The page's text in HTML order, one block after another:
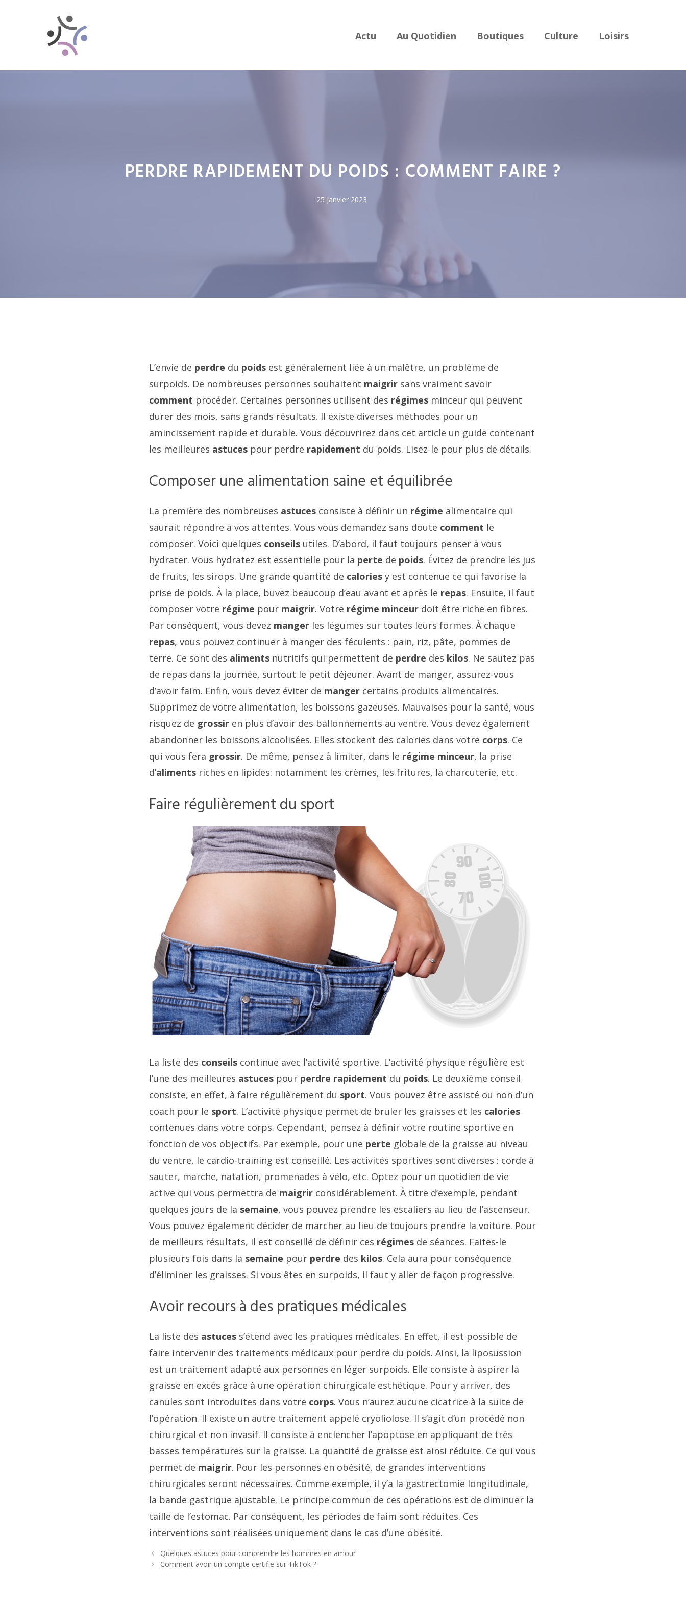
Actu Au Quotidien Boutiques Culture Loisirs
PERDRE RAPIDEMENT DU POIDS : COMMENT FAIRE ?
25 janvier 2023
L’envie de perdre du poids est généralement liée à un malêtre, un problème de
surpoids. De nombreuses personnes souhaitent maigrir sans vraiment savoir
comment procéder. Certaines personnes utilisent des régimes minceur qui peuvent
durer des mois, sans grands résultats. Il existe diverses méthodes pour un
amincissement rapide et durable. Vous découvrirez dans cet article un guide contenant
les meilleures astuces pour perdre rapidement du poids. Lisez-le pour plus de détails.
Composer une alimentation saine et équilibrée
La première des nombreuses astuces consiste à définir un régime alimentaire qui
saurait répondre à vos attentes. Vous vous demandez sans doute comment le
composer. Voici quelques conseils utiles. D’abord, il faut toujours penser à vous
hydrater. Vous hydratez est essentielle pour la perte de poids. Évitez de prendre les jus
de fruits, les sirops. Une grande quantité de calories y est contenue ce qui favorise la
prise de poids. À la place, buvez beaucoup d’eau avant et après le repas. Ensuite, il faut
composer votre régime pour maigrir. Votre régime minceur doit être riche en fibres.
Par conséquent, vous devez manger les légumes sur toutes leurs formes. À chaque
repas, vous pouvez continuer à manger des féculents : pain, riz, pâte, pommes de
terre. Ce sont des aliments nutritifs qui permettent de perdre des kilos. Ne sautez pas
de repas dans la journée, surtout le petit déjeuner. Avant de manger, assurez-vous
d’avoir faim. Enfin, vous devez éviter de manger certains produits alimentaires.
Supprimez de votre alimentation, les boissons gazeuses. Mauvaises pour la santé, vous
risquez de grossir en plus d’avoir des ballonnements au ventre. Vous devez également
abandonner les boissons alcoolisées. Elles stockent des calories dans votre corps. Ce
qui vous fera grossir. De même, pensez à limiter, dans le régime minceur, la prise
d’aliments riches en lipides: notamment les crèmes, les fritures, la charcuterie, etc.
Faire régulièrement du sport
La liste des conseils continue avec l’activité sportive. L’activité physique régulière est
l’une des meilleures astuces pour perdre rapidement du poids. Le deuxième conseil
consiste, en effet, à faire régulièrement du sport. Vous pouvez être assisté ou non d’un
coach pour le sport. L’activité physique permet de bruler les graisses et les calories
contenues dans votre corps. Cependant, pensez à définir votre routine sportive en
fonction de vos objectifs. Par exemple, pour une perte globale de la graisse au niveau
du ventre, le cardio-training est conseillé. Les activités sportives sont diverses : corde à
sauter, marche, natation, promenades à vélo, etc. Optez pour un quotidien de vie
active qui vous permettra de maigrir considérablement. À titre d’exemple, pendant
quelques jours de la semaine, vous pouvez prendre les escaliers au lieu de l’ascenseur.
Vous pouvez également décider de marcher au lieu de toujours prendre la voiture. Pour
de meilleurs résultats, il est conseillé de définir ces régimes de séances. Faites-le
plusieurs fois dans la semaine pour perdre des kilos. Cela aura pour conséquence
d’éliminer les graisses. Si vous êtes en surpoids, il faut y aller de façon progressive.
Avoir recours à des pratiques médicales
La liste des astuces s’étend avec les pratiques médicales. En effet, il est possible de
faire intervenir des traitements médicaux pour perdre du poids. Ainsi, la liposussion
est un traitement adapté aux personnes en léger surpoids. Elle consiste à aspirer la
graisse en excès grâce à une opération chirurgicale esthétique. Pour y arriver, des
canules sont introduites dans votre corps. Vous n’aurez aucune cicatrice à la suite de
l’opération. Il existe un autre traitement appelé cryoliolose. Il s’agit d’un procédé non
chirurgical et non invasif. Il consiste à enclencher l’apoptose en appliquant de très
basses températures sur la graisse. La quantité de graisse est ainsi réduite. Ce qui vous
permet de maigrir. Pour les personnes en obésité, de grandes interventions
chirurgicales seront nécessaires. Comme exemple, il y’a la gastrectomie longitudinale,
la bande gastrique ajustable. Le principe commun de ces opérations est de diminuer la
taille de l’estomac. Par conséquent, les périodes de faim sont réduites. Ces
interventions sont réalisées uniquement dans le cas d’une obésité.
Quelques astuces pour comprendre les hommes en amour
Comment avoir un compte certifie sur TikTok ?